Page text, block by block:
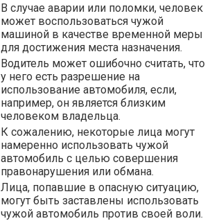
В случае аварии или поломки, человек
может воспользоваться чужой
машиной в качестве временной меры
для достижения места назначения.
Водитель может ошибочно считать, что
у него есть разрешение на
использование автомобиля, если,
например, он является близким
человеком владельца.
К сожалению, некоторые лица могут
намеренно использовать чужой
автомобиль с целью совершения
правонарушения или обмана.
Лица, попавшие в опасную ситуацию,
могут быть заставлены использовать
чужой автомобиль против своей воли.